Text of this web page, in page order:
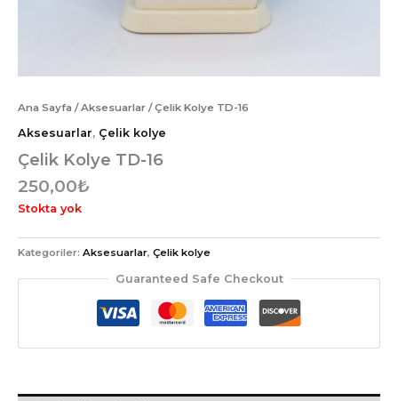
Ana Sayfa /Aksesuarlar / Çelik Kolye TD-16
Aksesuarlar, Çelik kolye
Çelik Kolye TD-16
250,00₺
Stokta yok
Kategoriler: Aksesuarlar, Çelik kolye
Guaranteed Safe Checkout